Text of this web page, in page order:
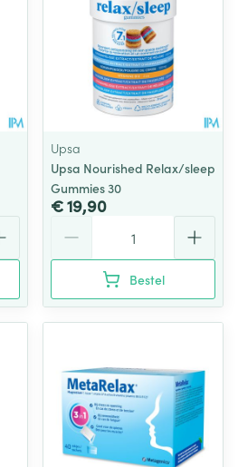
Upsa
Upsa Nourished Relax/sleep
Gummies 30
€ 19,90
Bestel